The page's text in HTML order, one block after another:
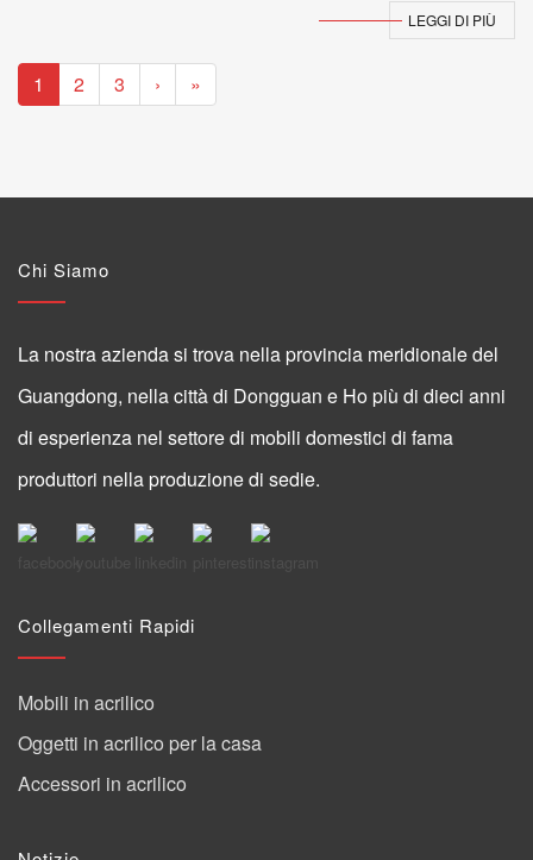
LEGGI DI PIÙ
1 2 3 › »
Chi Siamo
La nostra azienda si trova nella provincia meridionale del
Guangdong, nella città di Dongguan e Ho più di dieci anni
di esperienza nel settore di mobili domestici di fama
produttori nella produzione di sedie.
Collegamenti Rapidi
Mobili in acrilico
Oggetti in acrilico per la casa
Accessori in acrilico